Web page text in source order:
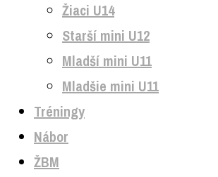
Žiaci U14
Starší mini U12
Mladší mini U11
Mladšie mini U11
Tréningy
Nábor
ŽBM